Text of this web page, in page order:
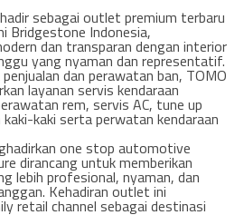
sebagai outlet premium terbaru
Bridgestone Indonesia,
dan transparan dengan interior
yang nyaman dan representatif.
dan perawatan ban, TOMO
layanan servis kendaraan
rem, servis AC, tune up
kaki serta perwatan kendaraan
one stop automotive
dirancang untuk memberikan
lebih profesional, nyaman, dan
Kehadiran outlet ini
retail channel sebagai destinasi